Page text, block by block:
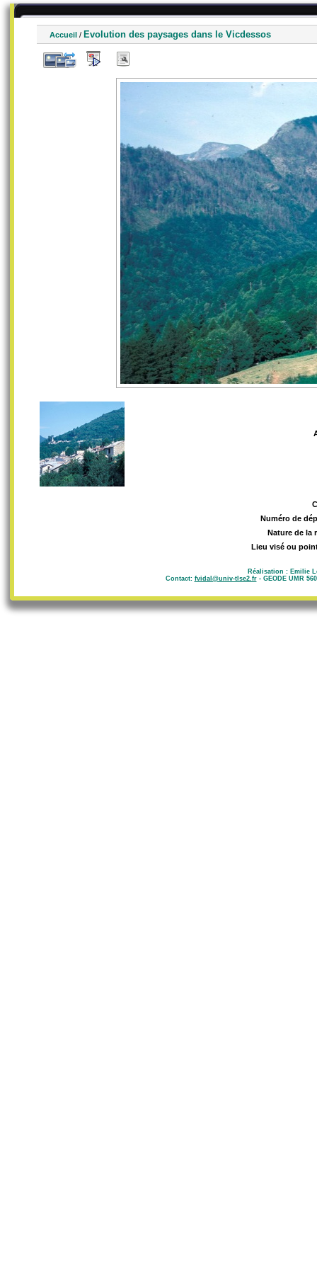
Accueil / Evolution des paysages dans le Vicdessos
Numéro de
Nature de la
Lieu visé ou
Réalisation : Emilie
Contact: fvidal@univ-tlse2.fr- GEODE UMR